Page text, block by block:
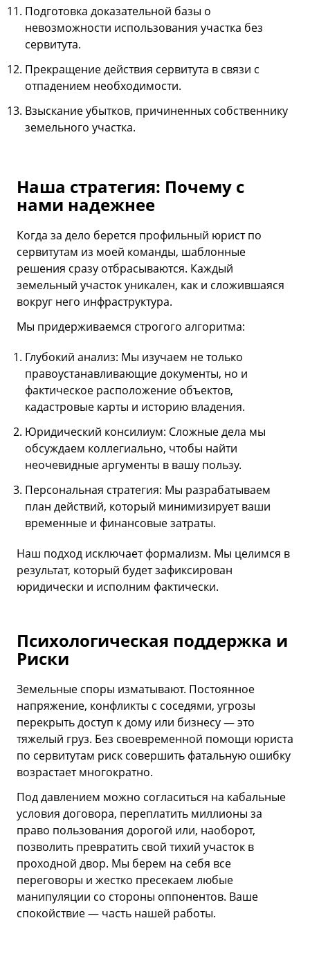
Подготовка доказательной базы о
невозможности использования участка без
сервитута.
Прекращение действия сервитута в связи с
отпадением необходимости.
Взыскание убытков, причиненных собственнику
земельного участка.
Наша стратегия: Почему с
нами надежнее
Когда за дело берется профильный юрист по
сервитутам из моей команды, шаблонные
решения сразу отбрасываются. Каждый
земельный участок уникален, как и сложившаяся
вокруг него инфраструктура.
Мы придерживаемся строгого алгоритма:
Глубокий анализ: Мы изучаем не только
правоустанавливающие документы, но и
фактическое расположение объектов,
кадастровые карты и историю владения.
Юридический консилиум: Сложные дела мы
обсуждаем коллегиально, чтобы найти
неочевидные аргументы в вашу пользу.
Персональная стратегия: Мы разрабатываем
план действий, который минимизирует ваши
временные и финансовые затраты.
Наш подход исключает формализм. Мы целимся в
результат, который будет зафиксирован
юридически и исполним фактически.
Психологическая поддержка и
Риски
Земельные споры изматывают. Постоянное
напряжение, конфликты с соседями, угрозы
перекрыть доступ к дому или бизнесу — это
тяжелый груз. Без своевременной помощи юриста
по сервитутам риск совершить фатальную ошибку
возрастает многократно.
Под давлением можно согласиться на кабальные
условия договора, переплатить миллионы за
право пользования дорогой или, наоборот,
позволить превратить свой тихий участок в
проходной двор. Мы берем на себя все
переговоры и жестко пресекаем любые
манипуляции со стороны оппонентов. Ваше
спокойствие — часть нашей работы.